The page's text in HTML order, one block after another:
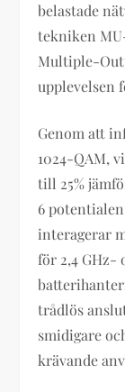
belastade
tekniken
Multiple-
upplevelsen
Genom att
1024-QAM,
till 25%
6
interagerar
för 2,4 GHz-
trådlös
smidigare
krävande